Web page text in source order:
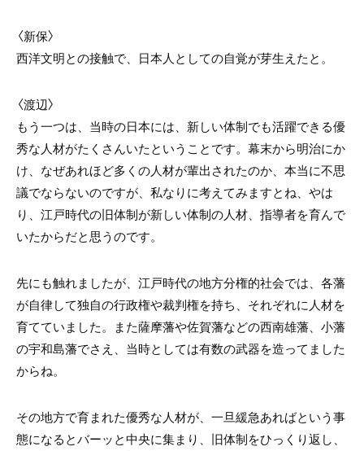
〈新保〉
西洋文明との接触で、日本人としての自覚が芽生えたと。
〈渡辺〉
もう一つは、当時の日本には、新しい体制でも活躍できる優
秀な人材がたくさんいたということです。幕末から明治にか
け、なぜあれほど多くの人材が輩出されたのか、本当に不思
議でならないのですが、私なりに考えてみますとね、やは
り、江戸時代の旧体制が新しい体制の人材、指導者を育んで
いたからだと思うのです。
先にも触れましたが、江戸時代の地方分権的社会では、各藩
が自律して独自の行政権や裁判権を持ち、それぞれに人材を
育てていました。また薩摩藩や佐賀藩などの西南雄藩、小藩
の宇和島藩でさえ、当時としては有数の武器を造ってました
からね。
その地方で育まれた優秀な人材が、一旦緩急あればという事
態になるとバーッと中央に集まり、旧体制をひっくり返し、